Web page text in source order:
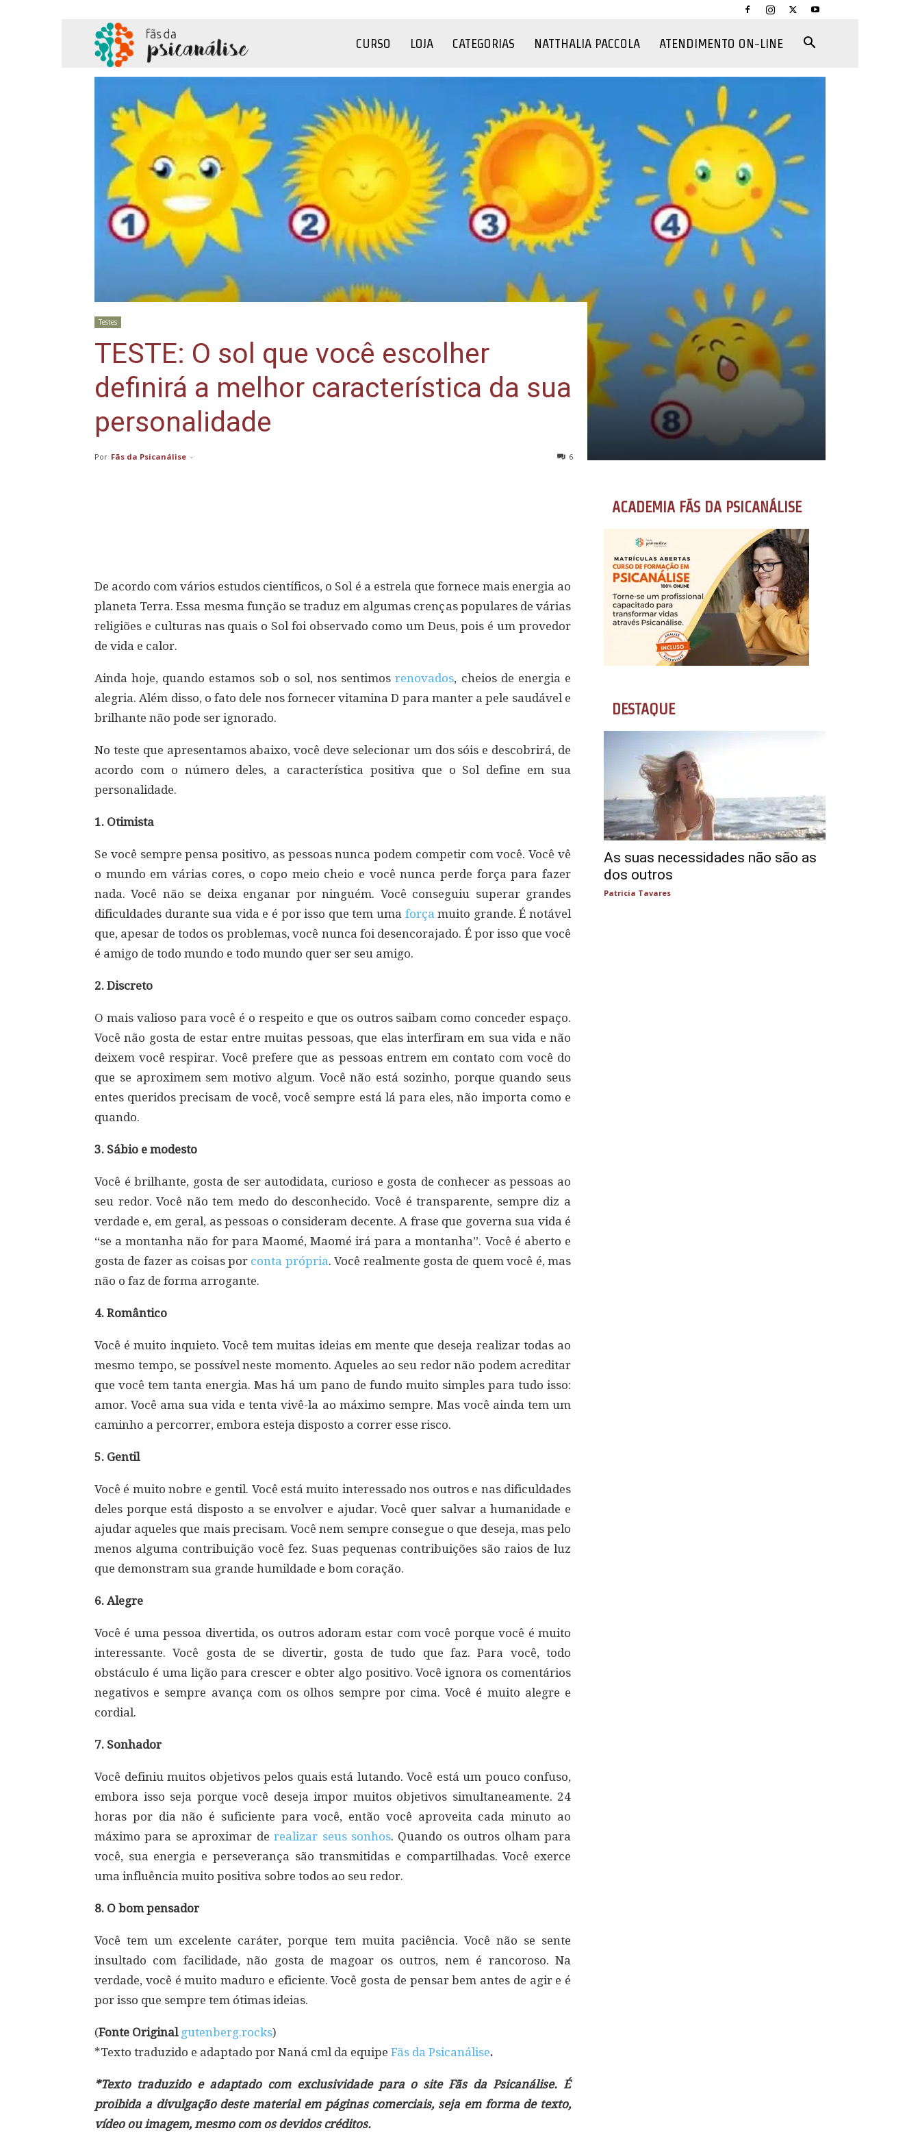
Psicanálise
CURSO LOJA CATEGORIAS NATTHALIA PACCOLA ATENDIMENTO ON-LINE
Testes
TESTE: O sol que você escolher
definirá a melhor característica da sua
personalidade
Por Fãs da Psicanálise - 6
De acordo com vários estudos científicos, o Sol é a estrela que fornece mais energia ao
planeta Terra. Essa mesma função se traduz em algumas crenças populares de várias
religiões e culturas nas quais o Sol foi observado como um Deus, pois é um provedor
de vida e calor.
Ainda hoje, quando estamos sob o sol, nos sentimosrenovados, cheios de energia e
alegria. Além disso, o fato dele nos fornecer vitamina D para manter a pele saudável e
brilhante não pode ser ignorado.
No teste que apresentamos abaixo, você deve selecionar um dos sóis e descobrirá, de
acordo com o número deles, a característica positiva que o Sol define em sua
personalidade.
1. Otimista
Se você sempre pensa positivo, as pessoas nunca podem competir com você. Você vê
o mundo em várias cores, o copo meio cheio e você nunca perde força para fazer
nada. Você não se deixa enganar por ninguém. Você conseguiu superar grandes
dificuldades durante sua vida e é por isso que tem uma força muito grande. É notável
que, apesar de todos os problemas, você nunca foi desencorajado. É por isso que você
é amigo de todo mundo e todo mundo quer ser seu amigo.
2. Discreto
O mais valioso para você é o respeito e que os outros saibam como conceder espaço.
Você não gosta de estar entre muitas pessoas, que elas interfiram em sua vida e não
deixem você respirar. Você prefere que as pessoas entrem em contato com você do
que se aproximem sem motivo algum. Você não está sozinho, porque quando seus
entes queridos precisam de você, você sempre está lá para eles, não importa como e
quando.
3. Sábio e modesto
Você é brilhante, gosta de ser autodidata, curioso e gosta de conhecer as pessoas ao
seu redor. Você não tem medo do desconhecido. Você é transparente, sempre diz a
verdade e, em geral, as pessoas o consideram decente. A frase que governa sua vida é
“se a montanha não for para Maomé, Maomé irá para a montanha”. Você é aberto e
gosta de fazer as coisas por conta própria. Você realmente gosta de quem você é, mas
não o faz de forma arrogante.
4. Romântico
Você é muito inquieto. Você tem muitas ideias em mente que deseja realizar todas ao
mesmo tempo, se possível neste momento. Aqueles ao seu redor não podem acreditar
que você tem tanta energia. Mas há um pano de fundo muito simples para tudo isso:
amor. Você ama sua vida e tenta vivê-la ao máximo sempre. Mas você ainda tem um
caminho a percorrer, embora esteja disposto a correr esse risco.
5. Gentil
Você é muito nobre e gentil. Você está muito interessado nos outros e nas dificuldades
deles porque está disposto a se envolver e ajudar. Você quer salvar a humanidade e
ajudar aqueles que mais precisam. Você nem sempre consegue o que deseja, mas pelo
menos alguma contribuição você fez. Suas pequenas contribuições são raios de luz
que demonstram sua grande humildade e bom coração.
6. Alegre
Você é uma pessoa divertida, os outros adoram estar com você porque você é muito
interessante. Você gosta de se divertir, gosta de tudo que faz. Para você, todo
obstáculo é uma lição para crescer e obter algo positivo. Você ignora os comentários
negativos e sempre avança com os olhos sempre por cima. Você é muito alegre e
cordial.
7. Sonhador
Você definiu muitos objetivos pelos quais está lutando. Você está um pouco confuso,
embora isso seja porque você deseja impor muitos objetivos simultaneamente. 24
horas por dia não é suficiente para você, então você aproveita cada minuto ao
máximo para se aproximar derealizar seus sonhos. Quando os outros olham para
você, sua energia e perseverança são transmitidas e compartilhadas. Você exerce
uma influência muito positiva sobre todos ao seu redor.
8. O bom pensador
Você tem um excelente caráter, porque tem muita paciência. Você não se sente
insultado com facilidade, não gosta de magoar os outros, nem é rancoroso. Na
verdade, você é muito maduro e eficiente. Você gosta de pensar bem antes de agir e é
por isso que sempre tem ótimas ideias.
(Fonte Original gutenberg.rocks)
*Texto traduzido e adaptado por Naná cml da equipe Fãs da Psicanálise.
*Texto traduzido e adaptado com exclusividade para o site Fãs da Psicanálise. É
proibida a divulgação deste material em páginas comerciais, seja em forma de texto,
vídeo ou imagem, mesmo com os devidos créditos.
ACADEMIA FÃS DA PSICANÁLISE
DESTAQUE
As suas necessidades não são as
dos outros
Patricia Tavares